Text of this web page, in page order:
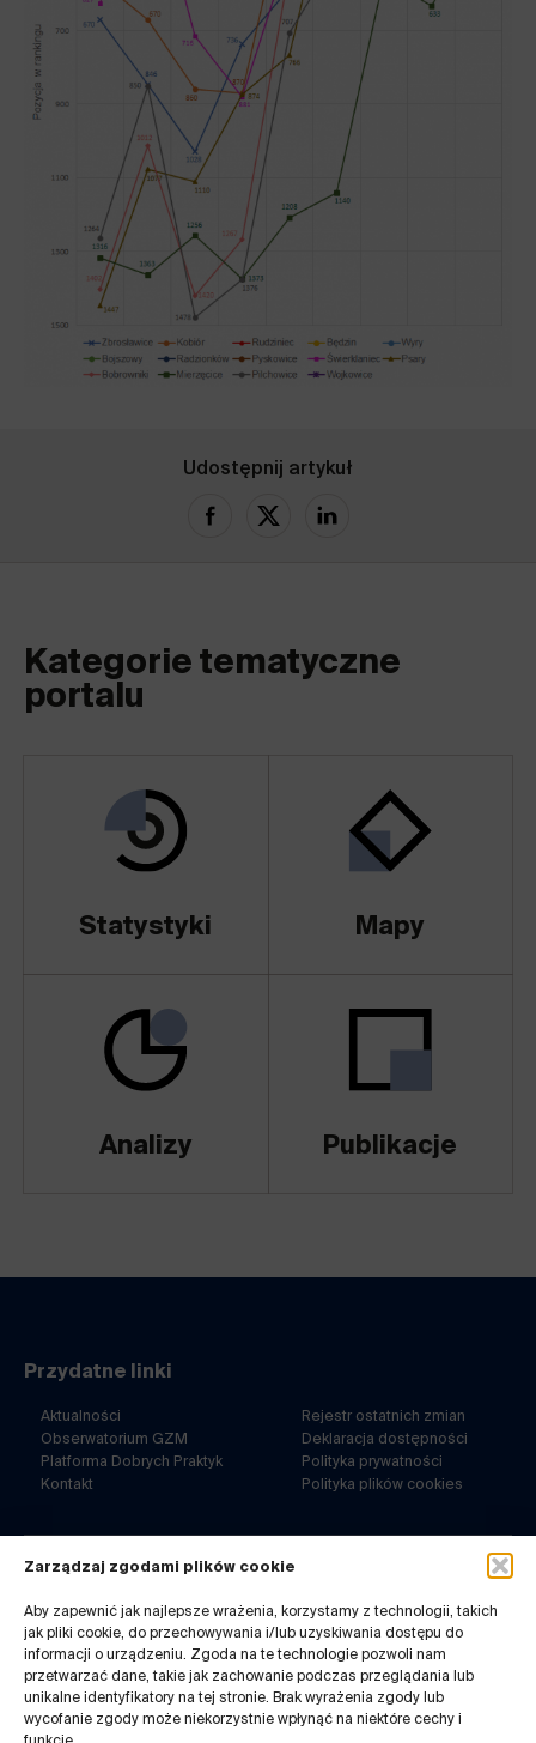
Zarządzaj zgodami plików cookie
Aby zapewnić jak najlepsze wrażenia, korzystamy z technologii, takich
jak pliki cookie, do przechowywania i/lub uzyskiwania dostępu do
informacji o urządzeniu. Zgoda na te technologie pozwoli nam
przetwarzać dane, takie jak zachowanie podczas przeglądania lub
unikalne identyfikatory na tej stronie. Brak wyrażenia zgody lub
wycofanie zgody może niekorzystnie wpłynąć na niektóre cechy i
Udostępnij artykuł
Kategorie tematyczne
portalu
Statystyki Mapy
Analizy Publikacje
40-053 Katowice
32 7180-767
pn-pt. 8-14
Kontakt do redakcji:
infogzm@metropoliagzm.pl
Przydatne linki
Aktualności
Obserwatorium GZM
Platforma Dobrych Praktyk
Kontakt
Rejestr ostatnich zmian
Deklaracja dostępności
Polityka prywatności
Polityka plików cookies